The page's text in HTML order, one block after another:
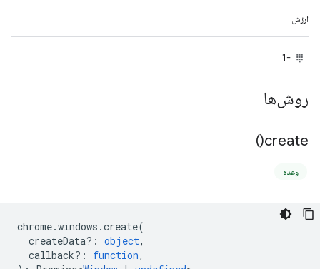
ارزش
-1
روش‌ها
create(
)
وعده
chrome.windows .create(
createData? : object,
callback? : function,